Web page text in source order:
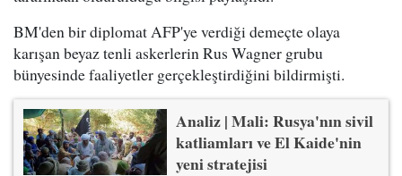
BM'den bir diplomat AFP'ye verdiği demeçte olaya
karışan beyaz tenli askerlerin Rus Wagner grubu
bünyesinde faaliyetler gerçekleştirdiğini bildirmişti.
Analiz | Mali: Rusya'nın sivil
katliamları ve El Kaide'nin
yeni stratejisi